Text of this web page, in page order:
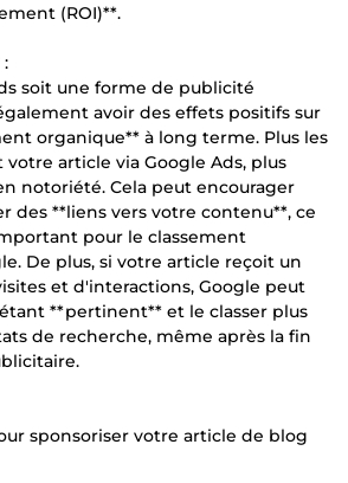
(ROI)**.
:
soit une forme de publicité
avoir des effets positifs sur
organique** à long terme. Plus les
article via Google Ads, plus
notoriété. Cela peut encourager
des **liens vers votre contenu**, ce
pour le classement
De plus, si votre article reçoit un
et d'interactions, Google peut
**pertinent** et le classer plus
de recherche, même après la fin
sponsoriser votre article de blog